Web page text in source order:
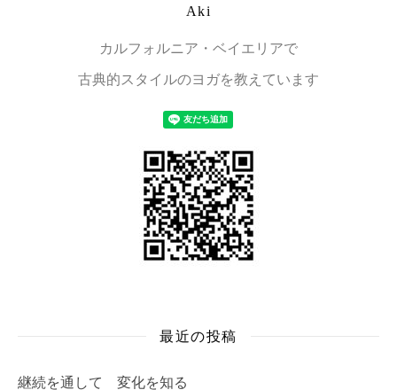
Aki
カルフォルニア・ベイエリアで
古典的スタイルのヨガを教えています
最近の投稿
継続を通して 変化を知る